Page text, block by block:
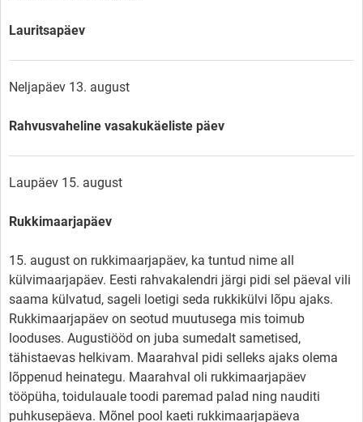
Lauritsapäev
Neljapäev 13. august
Rahvusvaheline vasakukäeliste päev
Laupäev 15. august
Rukkimaarjapäev
15. august on rukkimaarjapäev, ka tuntud nime all
külvimaarjapäev. Eesti rahvakalendri järgi pidi sel päeval vili
saama külvatud, sageli loetigi seda rukkikülvi lõpu ajaks.
Rukkimaarjapäev on seotud muutusega mis toimub
looduses. Augustiööd on juba sumedalt sametised,
tähistaevas helkivam. Maarahval pidi selleks ajaks olema
lõppenud heinategu. Maarahval oli rukkimaarjapäev
tööpüha, toidulauale toodi paremad palad ning nauditi
puhkusepäeva. Mõnel pool kaeti rukkimaarjapäeva